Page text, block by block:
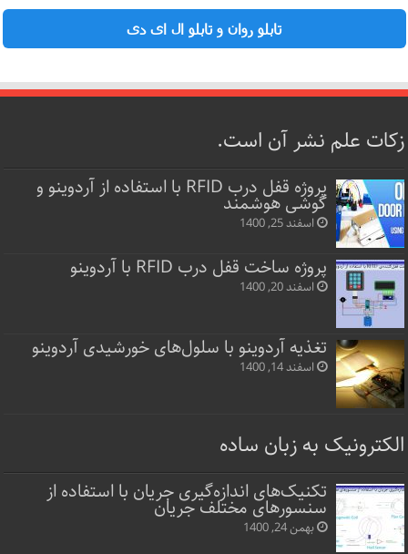
تابلو روان و تابلو ال ای دی
زکات علم نشر آن است.
پروژه قفل‌ درب RFID با استفاده از آردوینو و
گوشی هوشمند
اسفند 25, 1400
پروژه ساخت قفل‌ درب RFID با آردوینو
اسفند 20, 1400
تغذیه آردوینو با سلول‌های خورشیدی آردوینو
اسفند 14, 1400
الکترونیک به زبان ساده
تکنیک‌های اندازه‌گیری جریان با استفاده از
سنسورهای مختلف جریان
بهمن 24, 1400